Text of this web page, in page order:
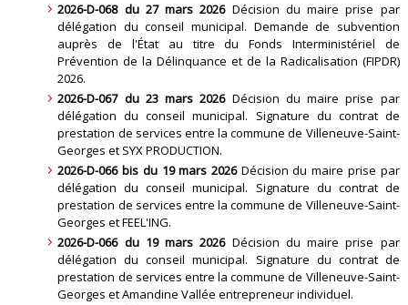
2026-D-068 du 27 mars 2026Décision du maire prise par
délégation du conseil municipal. Demande de subvention
auprès de l'État au titre du Fonds Interministériel de
Prévention de la Délinquance et de la Radicalisation (FIPDR)
2026.
2026-D-067 du 23 mars 2026Décision du maire prise par
délégation du conseil municipal. Signature du contrat de
prestation de services entre la commune de Villeneuve-Saint-
Georges et SYX PRODUCTION.
2026-D-066 bis du 19 mars 2026Décision du maire prise par
délégation du conseil municipal. Signature du contrat de
prestation de services entre la commune de Villeneuve-Saint-
Georges et FEEL'ING.
2026-D-066 du 19 mars 2026Décision du maire prise par
délégation du conseil municipal. Signature du contrat de
prestation de services entre la commune de Villeneuve-Saint-
Georges et Amandine Vallée entrepreneur individuel.